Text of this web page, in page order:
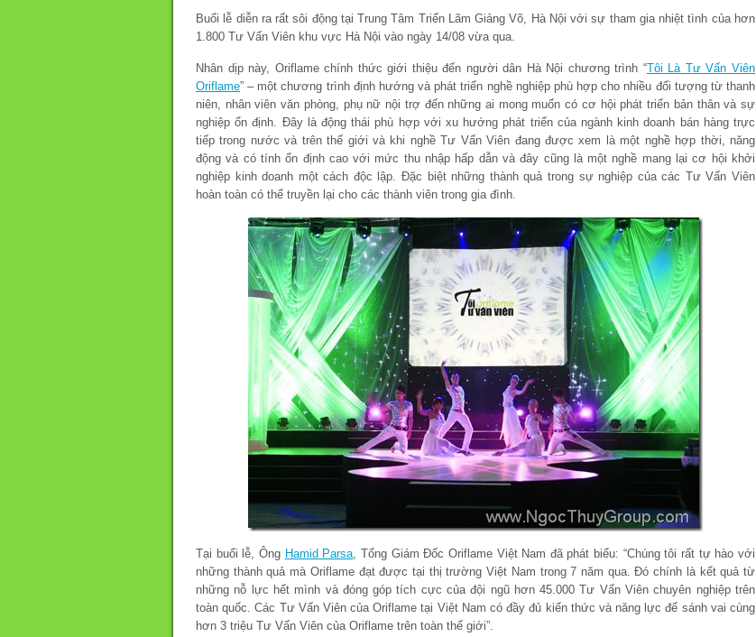
Buổi lễ diễn ra rất sôi động tại Trung Tâm Triển Lãm Giảng Võ, Hà Nội với sự tham gia nhiệt tình của hơn
1.800 Tư Vấn Viên khu vực Hà Nội vào ngày 14/08 vừa qua.
Nhân dịp này, Oriflame chính thức giới thiệu đến người dân Hà Nội chương trình “Tôi Là Tư Vấn Viên
Oriflame” – một chương trình định hướng và phát triển nghề nghiệp phù hợp cho nhiều đối tượng từ thanh
niên, nhân viên văn phòng, phụ nữ nội trợ đến những ai mong muốn có cơ hội phát triển bản thân và sự
nghiệp ổn định. Đây là động thái phù hợp với xu hướng phát triển của ngành kinh doanh bán hàng trực
tiếp trong nước và trên thế giới và khi nghề Tư Vấn Viên đang được xem là một nghề hợp thời, năng
động và có tính ổn định cao với mức thu nhập hấp dẫn và đây cũng là một nghề mang lại cơ hội khởi
nghiệp kinh doanh một cách độc lập. Đặc biệt những thành quả trong sự nghiệp của các Tư Vấn Viên
hoàn toàn có thể truyền lại cho các thành viên trong gia đình.
Tại buổi lễ, Ông Hamid Parsa, Tổng Giám Đốc Oriflame Việt Nam đã phát biểu: “Chúng tôi rất tự hào với
những thành quả mà Oriflame đạt được tại thị trường Việt Nam trong 7 năm qua. Đó chính là kết quả từ
những nỗ lực hết mình và đóng góp tích cực của đội ngũ hơn 45.000 Tư Vấn Viên chuyên nghiệp trên
toàn quốc. Các Tư Vấn Viên của Oriflame tại Việt Nam có đầy đủ kiến thức và năng lực để sánh vai cùng
hơn 3 triệu Tư Vấn Viên của Oriflame trên toàn thế giới”.